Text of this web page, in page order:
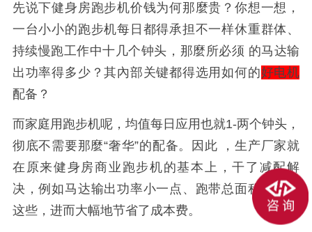
先说下健身房跑步机价钱为何那麼贵？你想一想，
一台小小的跑步机每日都得承担不一样休重群体、
持续慢跑工作中十几个钟头，那麼所必须 的马达输
出功率得多少？其內部关键都得选用如何的好电机
配备？
而家庭用跑步机呢，均值每日应用也就1-两个钟头，
彻底不需要那麼“奢华”的配备。因此 ，生产厂家就
在原来健身房商业跑步机的基本上，干了减配解
决，例如马达输出功率小一点、跑带总面积小一点
这些，进而大幅地节省了成本费。